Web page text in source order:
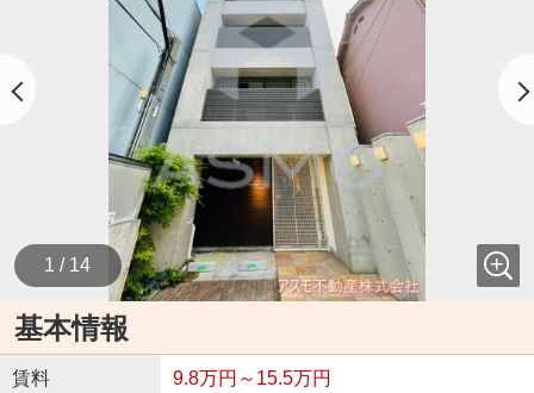
1 / 14
基本情報
賃料 9.8万円～15.5万円